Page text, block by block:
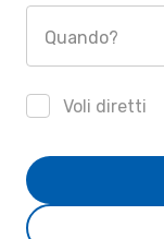
Quando?
Voli diretti